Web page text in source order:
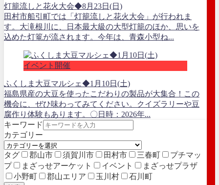
灯籠流しと花火大会◆8月23日(日)
田村市船引町では「灯籠流しと花火大会」が行われま
す。大滝根川に、日本最大級の大型灯籠のほか、思いを
込めた灯篭が流されます。今年は、青森小型ね...
イベント開催
ふくしま大豆マルシェ◆1月10日(土)
福島県産の大豆を使ったこだわりの製品が大集合！この
機会に、ぜひ味わってみてください。クイズラリーや豆
腐作り体験もあります。〇日時：2026年...
キーワード
カテゴリー
タグ 郡山市 須賀川市 田村市 三春町
プチマッ
プ
まざっせアーケット イベント
まざっせプラザ
小野町
郡山エリア 玉川村 石川町